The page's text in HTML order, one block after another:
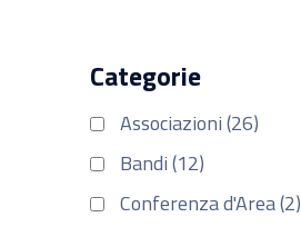
Categorie
Associazioni (26)
Bandi (12)
Conferenza d'Area (2)